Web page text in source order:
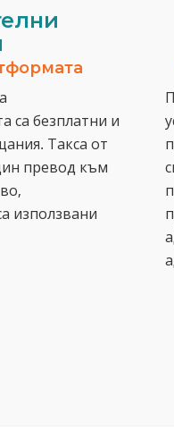
са безплатни и
Такса от
превод към
използвани